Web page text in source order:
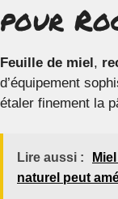
pour
Feuille de miel,
d’équipement
étaler finement la
Lire aussi :
naturel peut